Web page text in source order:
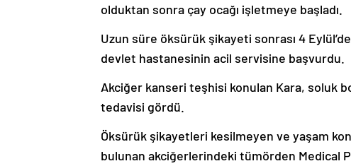
olduktan sonra çay ocağı işletmeye başladı.
Uzun süre öksürük şikayeti sonrası 4
devlet hastanesinin acil servisine başvurdu.
Akciğer kanseri teşhisi konulan Kara, soluk
tedavisi gördü.
Öksürük şikayetleri kesilmeyen ve yaşam
bulunan akciğerlerindeki tümörden Medical